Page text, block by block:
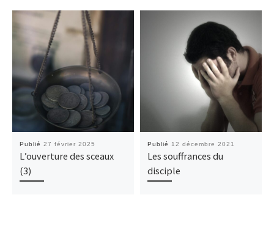
Publié 27 février 2025
L’ouverture des sceaux
(3)
Publié 12 décembre 2021
Les souffrances du
disciple